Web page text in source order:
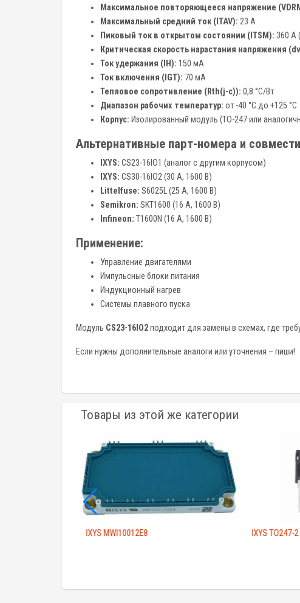
Максимальное повторяющееся напряжение
Максимальный средний ток (ITAV): 23 А
Пиковый ток в открытом состоянии (ITSM): 360 А
Критическая скорость нарастания напряжения
Ток удержания (IH): 150 мА
Ток включения (IGT): 70 мА
Тепловое сопротивление (Rth(j-c)): 0,8 °C/Вт
Диапазон рабочих температур: от -40 °C до +125 °C
Корпус: Изолированный модуль (TO-247 или
Альтернативные парт-номера и
IXYS: CS23-16IO1 (аналог с другим корпусом)
IXYS: CS30-16IO2 (30 А, 1600 В)
Littelfuse: S6025L (25 А, 1600 В)
Semikron: SKT1600 (16 А, 1600 В)
Infineon: T1600N (16 А, 1600 В)
Применение:
Управление двигателями
Импульсные блоки питания
Индукционный нагрев
Системы плавного пуска
Модуль CS23-16IO2подходит для замены в схемах, где
Если нужны дополнительные аналоги или уточнения – пиши!
Товары из этой же категории
IXYS MWI10012E8 IXYS TO247-